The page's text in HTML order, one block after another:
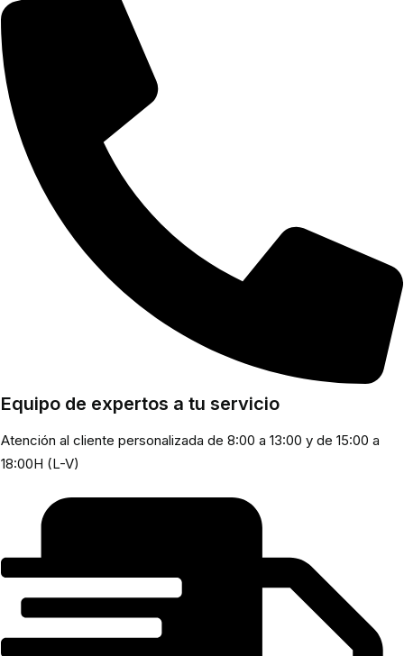
Equipo de expertos a tu servicio
Atención al cliente personalizada de 8:00 a 13:00 y de 15:00 a
18:00H (L-V)